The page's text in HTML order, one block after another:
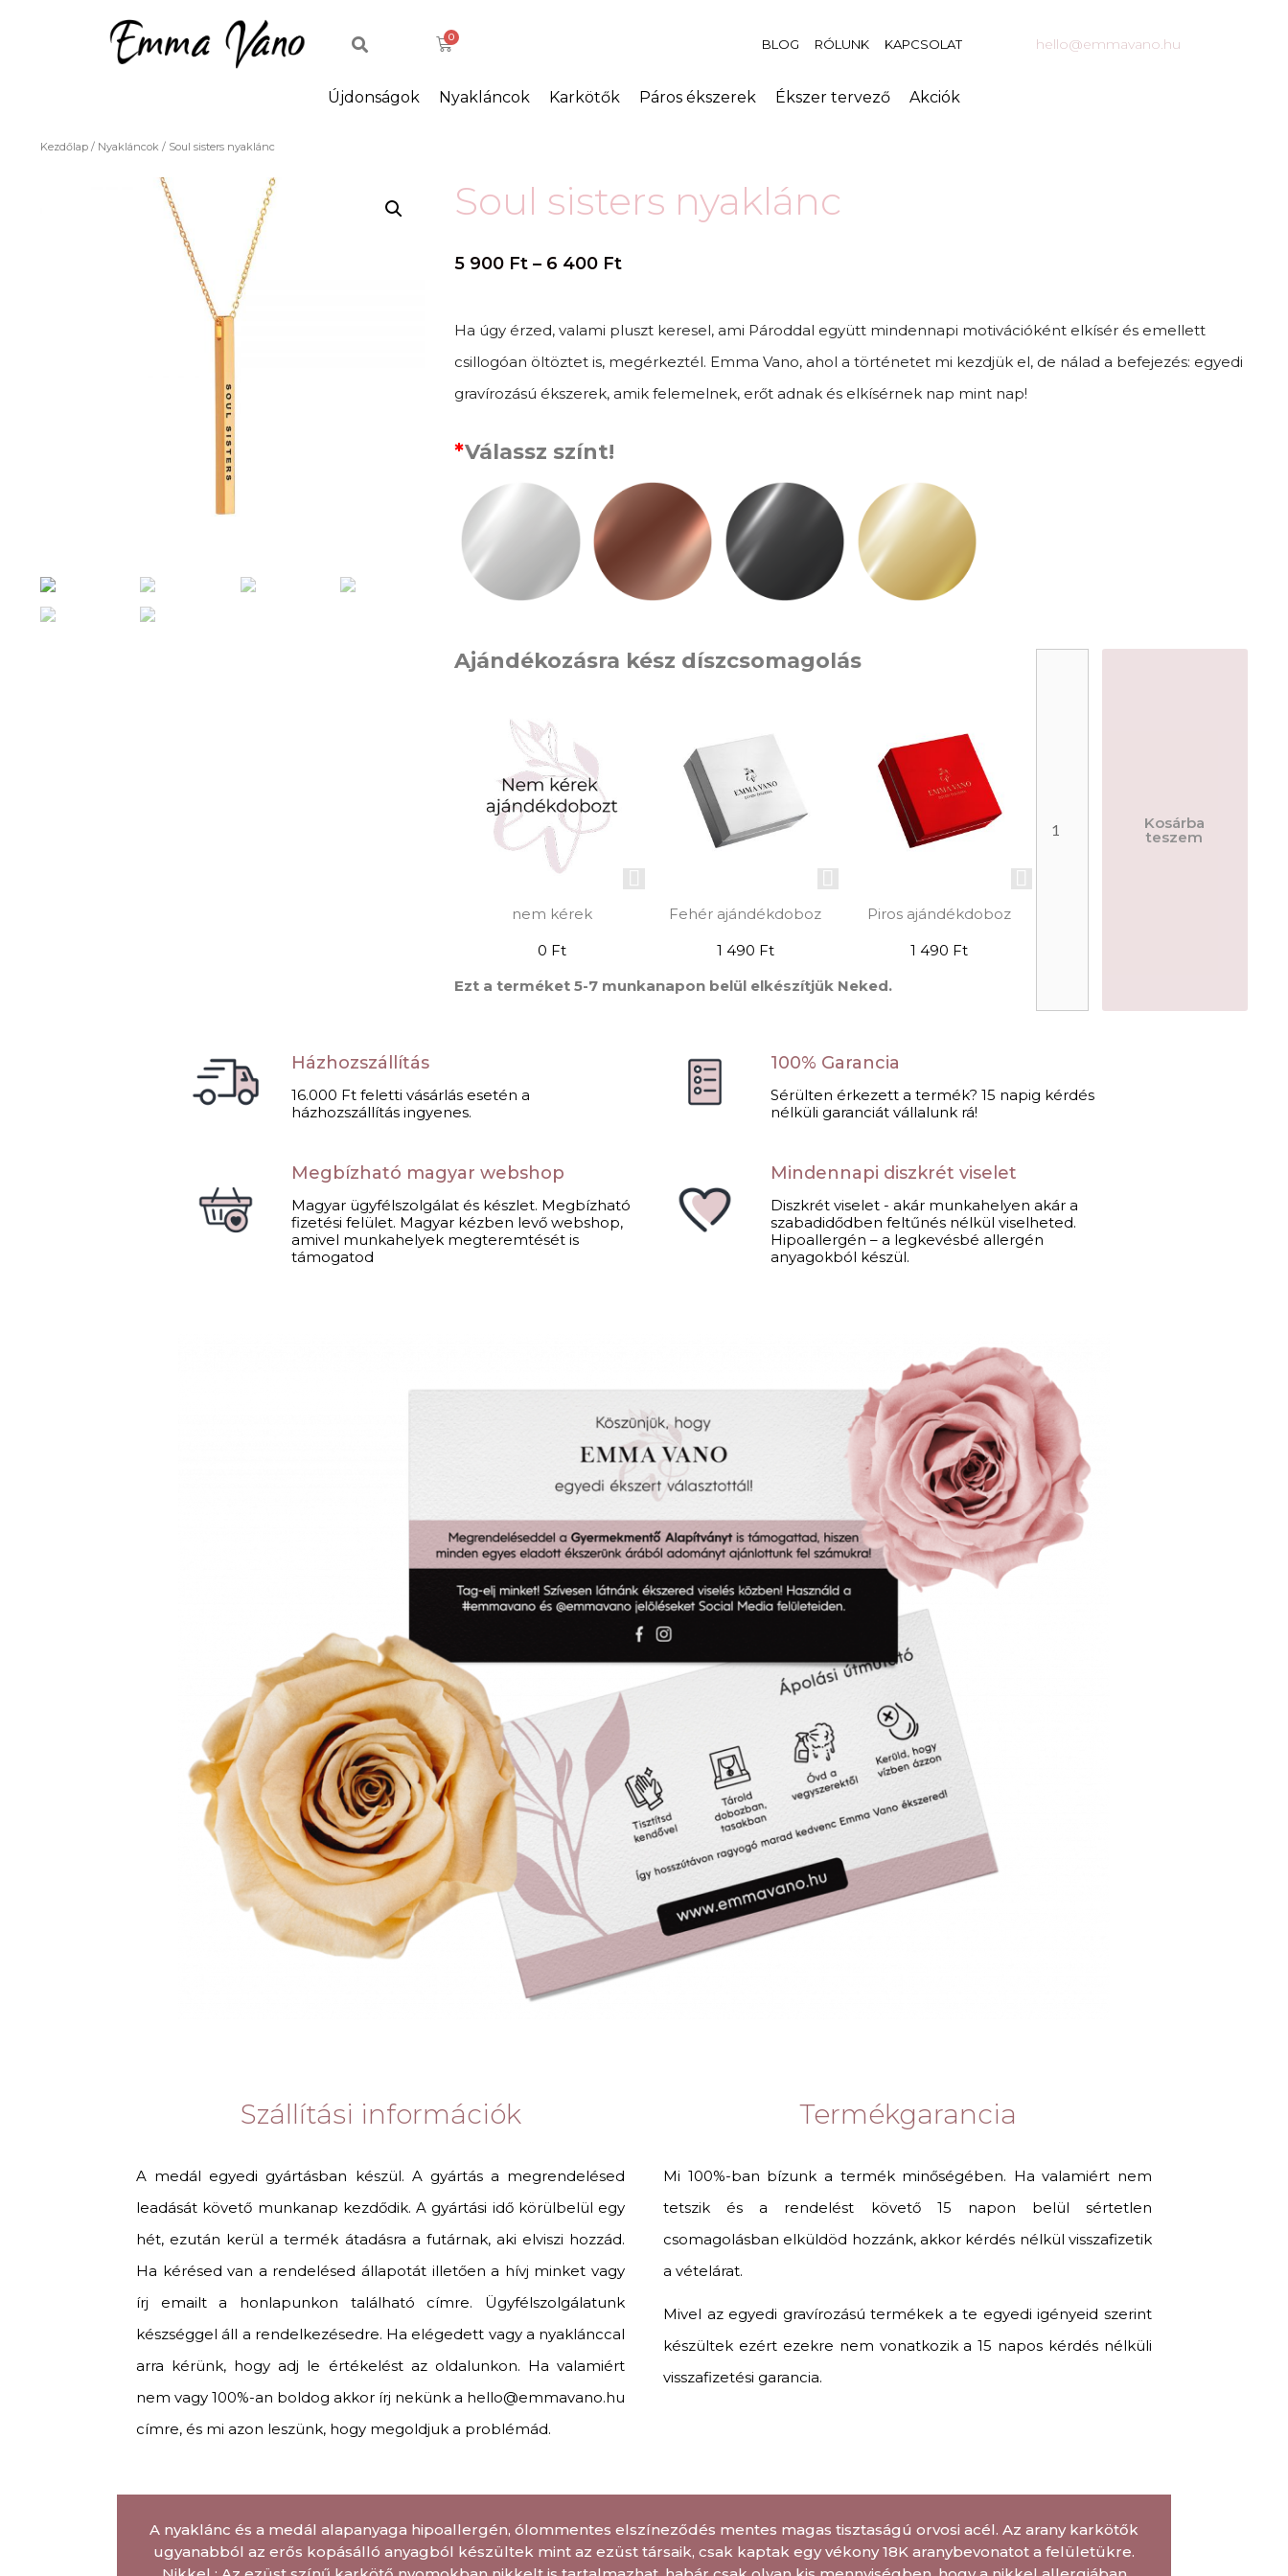
BLOG RÓLUNK KAPCSOLAT hello@emmavano.hu
Újdonságok Nyakláncok Karkötők Páros ékszerek Ékszer tervező Akciók
Kezdőlap / Nyakláncok / Soul sisters nyaklánc
Soul sisters nyaklánc
5 900 Ft – 6 400 Ft
Ha úgy érzed, valami pluszt keresel, ami Pároddal együtt mindennapi motivációként elkísér és emellett
csillogóan öltöztet is, megérkeztél. Emma Vano, ahol a történetet mi kezdjük el, de nálad a befejezés: egyedi
gravírozású ékszerek, amik felemelnek, erőt adnak és elkísérnek nap mint nap!
*Válassz színt!
Ajándékozásra kész díszcsomagolás
nem kérek
0 Ft
Fehér ajándékdoboz
1 490 Ft
Piros ajándékdoboz
1 490 Ft
Ezt a terméket 5-7 munkanapon belül elkészítjük Neked.
Kosárba
teszem
Házhozszállítás
16.000 Ft feletti vásárlás esetén a
házhozszállítás ingyenes.
100% Garancia
Sérülten érkezett a termék? 15 napig kérdés
nélküli garanciát vállalunk rá!
Megbízható magyar webshop
Magyar ügyfélszolgálat és készlet. Megbízható
fizetési felület. Magyar kézben levő webshop,
amivel munkahelyek megteremtését is
támogatod​
Mindennapi diszkrét viselet​
Diszkrét viselet - akár munkahelyen akár a
szabadidődben feltűnés nélkül viselheted.
Hipoallergén – a legkevésbé allergén
anyagokból készül.​
Szállítási információk
A medál egyedi gyártásban készül. A gyártás a megrendelésed
leadását követő munkanap kezdődik. A gyártási idő körülbelül egy
hét, ezután kerül a termék átadásra a futárnak, aki elviszi hozzád.
Ha kérésed van a rendelésed állapotát illetően a hívj minket vagy
írj emailt a honlapunkon található címre. Ügyfélszolgálatunk
készséggel áll a rendelkezésedre. Ha elégedett vagy a nyaklánccal
arra kérünk, hogy adj le értékelést az oldalunkon. Ha valamiért
nem vagy 100%-an boldog akkor írj nekünk a hello@emmavano.hu
címre, és mi azon leszünk, hogy megoldjuk a problémád.
Termékgarancia
Mi 100%-ban bízunk a termék minőségében. Ha valamiért nem
tetszik és a rendelést követő 15 napon belül sértetlen
csomagolásban elküldöd hozzánk, akkor kérdés nélkül visszafizetik
a vételárat.
Mivel az egyedi gravírozású termékek a te egyedi igényeid szerint
készültek ezért ezekre nem vonatkozik a 15 napos kérdés nélküli
visszafizetési garancia.
A nyaklánc és a medál alapanyaga hipoallergén, ólommentes elszíneződés mentes magas tisztaságú orvosi acél. Az arany karkötők
ugyanabból az erős kopásálló anyagból készültek mint az ezüst társaik, csak kaptak egy vékony 18K aranybevonatot a felületükre.